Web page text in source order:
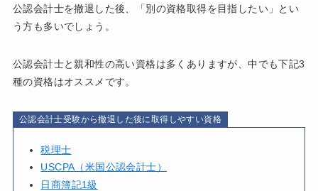
公認会計士を撤退した後、「別の資格取得を目指したい」とい
う方も多いでしょう。
公認会計士と親和性の高い資格は多くありますが、中でも下記3
種の資格はオススメです。
公認会計士受験から撤退した後に取得しやすい資格
税理士
USCPA（米国公認会計士）
日商簿記1級